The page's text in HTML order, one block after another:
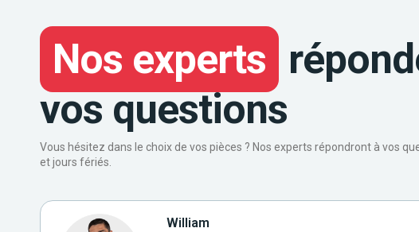
Nos experts
vos questions
Vous hésitez dans le choix de vos pièces ? Nos experts répondront à vos
et jours fériés.
William